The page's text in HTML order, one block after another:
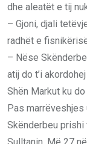
dhe aleatët e tij
– Gjoni, djali
radhët e
– Nëse
atij do t’i
Shën Markut ku
Pas marrëveshjes
Skënderbeu
Sulltanin. Më 27